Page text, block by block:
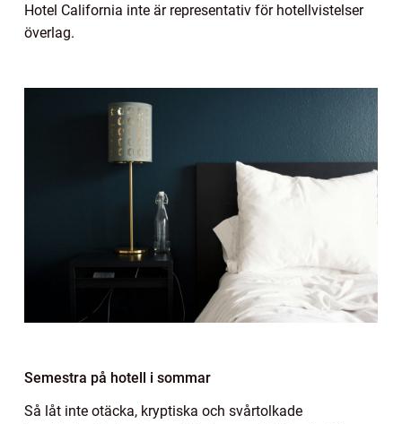
Hotel California inte är representativ för hotellvistelser
överlag.
Semestra på hotell i sommar
Så låt inte otäcka, kryptiska och svårtolkade